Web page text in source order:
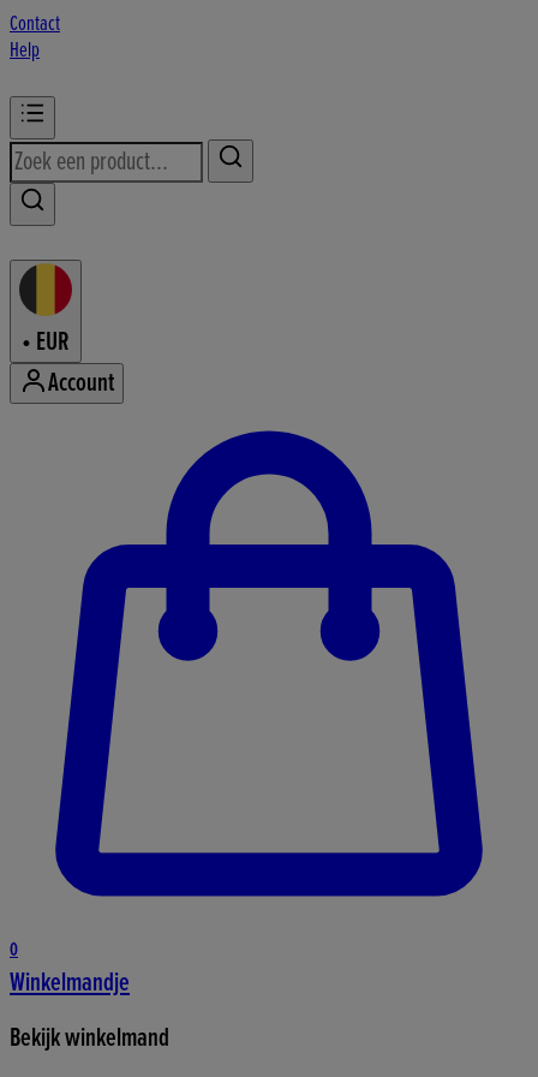
Contact
Help
• EUR
Account
0
Winkelmandje
Bekijk winkelmand